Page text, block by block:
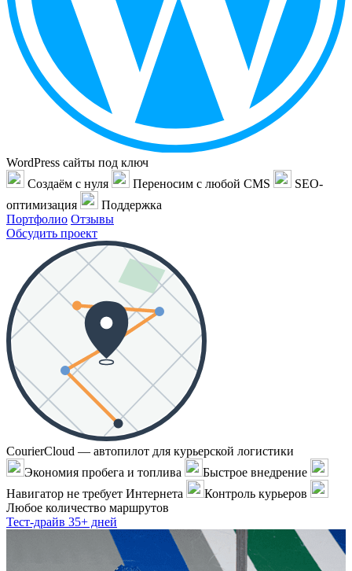
WordPress сайты под ключ
Создаём с нуля
Переносим с любой CMS
SEO-
оптимизация
Поддержка
Портфолио Отзывы
Обсудить проект
CourierCloud — автопилот для курьерской логистики
Экономия пробега и топлива
Быстрое внедрение
Навигатор не требует Интернета
Контроль курьеров
Любое количество маршрутов
Тест-драйв 35+ дней